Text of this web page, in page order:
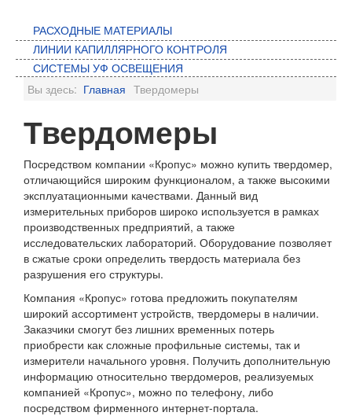
РАСХОДНЫЕ МАТЕРИАЛЫ
ЛИНИИ КАПИЛЛЯРНОГО КОНТРОЛЯ
СИСТЕМЫ УФ ОСВЕЩЕНИЯ
Вы здесь: Главная Твердомеры
Твердомеры
Посредством компании «Кропус» можно купить твердомер,
отличающийся широким функционалом, а также высокими
эксплуатационными качествами. Данный вид
измерительных приборов широко используется в рамках
производственных предприятий, а также
исследовательских лабораторий. Оборудование позволяет
в сжатые сроки определить твердость материала без
разрушения его структуры.
Компания «Кропус» готова предложить покупателям
широкий ассортимент устройств, твердомеры в наличии.
Заказчики смогут без лишних временных потерь
приобрести как сложные профильные системы, так и
измерители начального уровня. Получить дополнительную
информацию относительно твердомеров, реализуемых
компанией «Кропус», можно по телефону, либо
посредством фирменного интернет-портала.